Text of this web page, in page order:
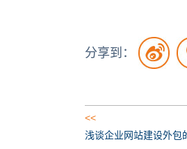
分享到：
<<
浅谈企业网站建设外包